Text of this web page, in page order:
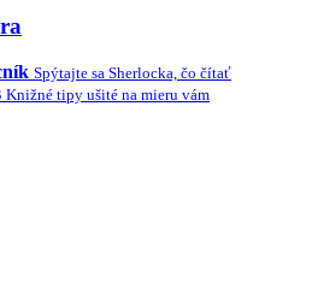
Spýtajte sa Sherlocka, čo čítať
Knižné tipy ušité na mieru vám